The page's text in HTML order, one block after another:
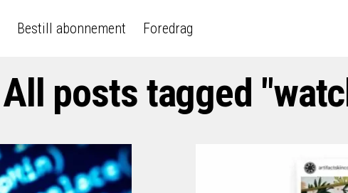
Bestill abonnement Foredrag
All posts tagged